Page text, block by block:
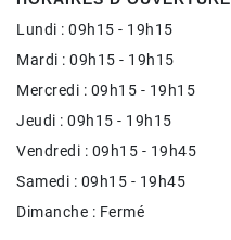
Lundi : 09h15 - 19h15
Mardi : 09h15 - 19h15
Mercredi : 09h15 - 19h15
Jeudi : 09h15 - 19h15
Vendredi : 09h15 - 19h45
Samedi : 09h15 - 19h45
Dimanche : Fermé